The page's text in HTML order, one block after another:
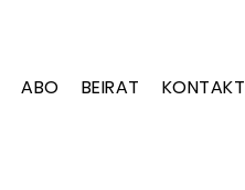
ABO BEIRAT KONTAKT